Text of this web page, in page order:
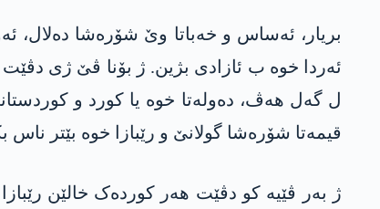
بریار، ئەساس و خەباتا وێ شۆرەشا
ئەردا خوە ب ئازادی بژین. ژ بۆنا ڤێ ژی
ل گەل ھەڤ، دەولەتا خوە یا کورد و
قیمەتا شۆرەشا گولانێ و رێبازا خوە بێتر
ژ بەر ڤێیە کو دڤێت ھەر کوردەک خالێن